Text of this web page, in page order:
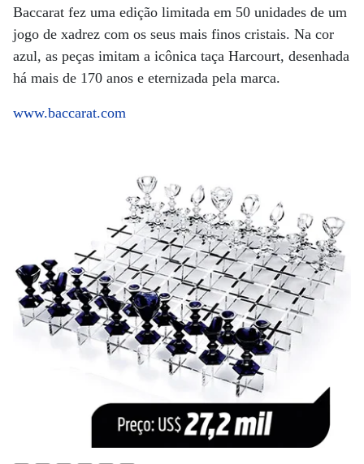
Baccarat fez uma edição limitada em 50 unidades de um
jogo de xadrez com os seus mais finos cristais. Na cor
azul, as peças imitam a icônica taça Harcourt, desenhada
há mais de 170 anos e eternizada pela marca.
www.baccarat.com